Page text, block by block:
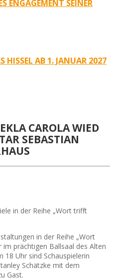
ENGAGEMENT SEINER
HISSEL AB 1. JANUAR 2027
CAROLA WIED
SEBASTIAN
in der Reihe „Wort trifft
in der Reihe „Wort
prächtigen Ballsaal des Alten
18 Uhr sind Schauspielerin
Schätzke mit dem
Gast.